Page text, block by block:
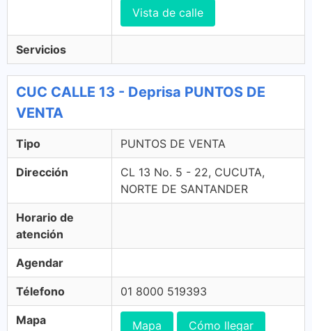
Vista de calle
Servicios
CUC CALLE 13 - Deprisa PUNTOS DE
VENTA
Tipo PUNTOS DE VENTA
Dirección
CL 13 No. 5 - 22, CUCUTA,
NORTE DE SANTANDER
Horario de
atención
Agendar
Télefono 01 8000 519393
Mapa Mapa Cómo llegar